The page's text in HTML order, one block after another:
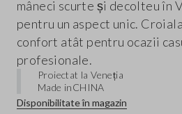
mâneci scurte și decolteu în
pentru un aspect unic.
confort atât pentru ocazii
profesionale.
Proiectat la Veneția
Made inCHINA
Disponibilitate în magazin